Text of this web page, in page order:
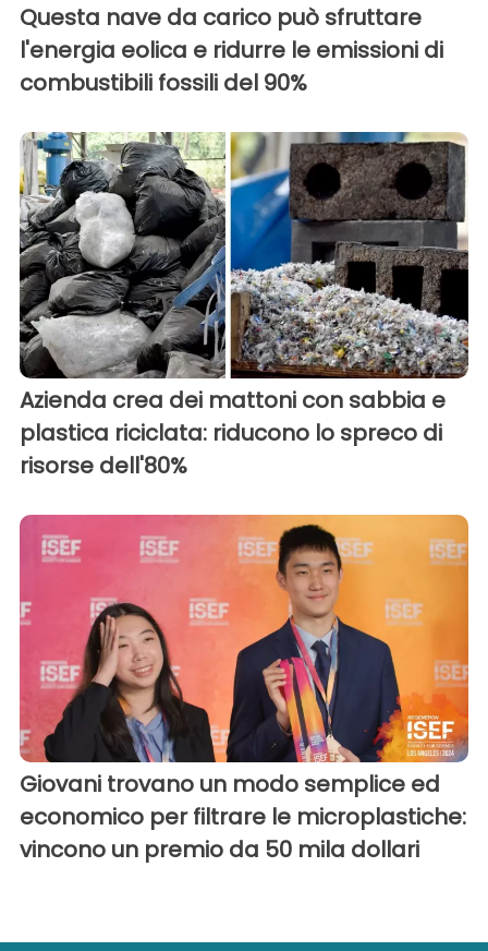
Questa nave da carico può sfruttare
l'energia eolica e ridurre le emissioni di
combustibili fossili del 90%
Azienda crea dei mattoni con sabbia e
plastica riciclata: riducono lo spreco di
risorse dell'80%
Giovani trovano un modo semplice ed
economico per filtrare le microplastiche:
vincono un premio da 50 mila dollari